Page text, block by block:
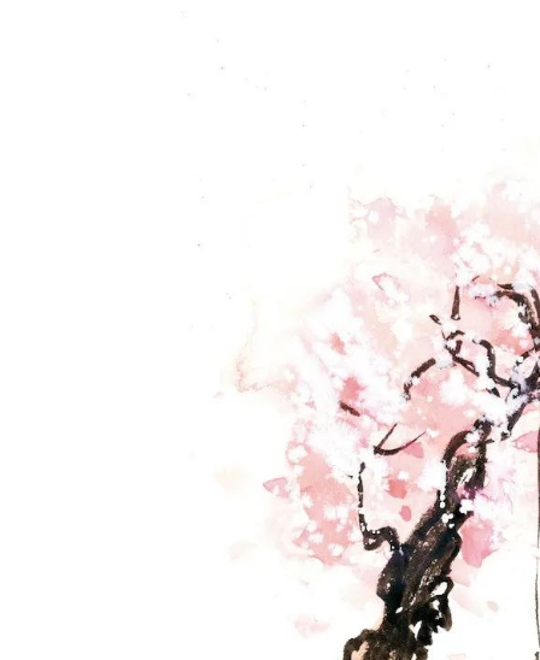
人大代表金瑞瑞：做绣娘身边的法
王卓伦：战